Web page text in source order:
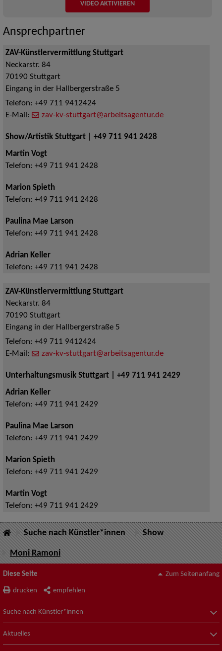
VIDEO AKTIVIEREN
Ansprechpartner
ZAV-Künstlervermittlung Stuttgart
Neckarstr. 84
70190 Stuttgart
Eingang in der Hallbergerstraße 5
Telefon: +49 711 9412424
E-Mail:
zav-kv-stuttgart@arbeitsagentur.de
Show/Artistik Stuttgart | +49 711 941 2428
Martin Vogt
Telefon: +49 711 941 2428
Marion Spieth
Telefon: +49 711 941 2428
Paulina Mae Larson
Telefon: +49 711 941 2428
Adrian Keller
Telefon: +49 711 941 2428
ZAV-Künstlervermittlung Stuttgart
Neckarstr. 84
70190 Stuttgart
Eingang in der Hallbergerstraße 5
Telefon: +49 711 9412424
E-Mail:
zav-kv-stuttgart@arbeitsagentur.de
Unterhaltungsmusik Stuttgart | +49 711 941 2429
Adrian Keller
Telefon: +49 711 941 2429
Paulina Mae Larson
Telefon: +49 711 941 2429
Marion Spieth
Telefon: +49 711 941 2429
Martin Vogt
Telefon: +49 711 941 2429
Suche nach Künstler*innen Show
Moni Ramoni
Diese Seite
drucken empfehlen
Zum Seitenanfang
Suche nach Künstler*innen
Aktuelles